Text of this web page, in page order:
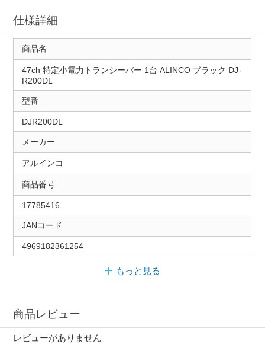
仕様詳細
商品名
47ch 特定小電力トランシーバー 1台 ALINCO ブラック DJ-
R200DL
型番
DJR200DL
メーカー
アルインコ
商品番号
17785416
JANコード
4969182361254
もっと見る
商品レビュー
レビューがありません